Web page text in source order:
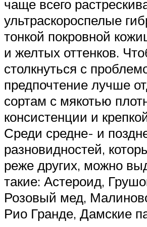
чаще всего
ультраскороспелые
тонкой покровной
и желтых оттенков.
столкнуться с
предпочтение лучше
сортам с мякотью
консистенции и
Среди средне- и
разновидностей,
реже других, можно
такие: Астероид,
Розовый мед,
Рио Гранде, Дамские